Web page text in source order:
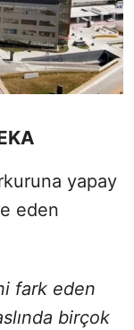
yapay
eden
fark eden
birçok